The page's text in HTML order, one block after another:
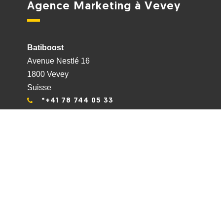
Agence Marketing à Vevey
Batiboost
Avenue Nestlé 16
1800 Vevey
Suisse
*+41 78 744 05 33